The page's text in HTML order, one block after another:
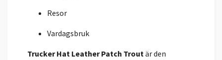
Resor
Vardagsbruk
Trucker Hat Leather Patch Trout är den